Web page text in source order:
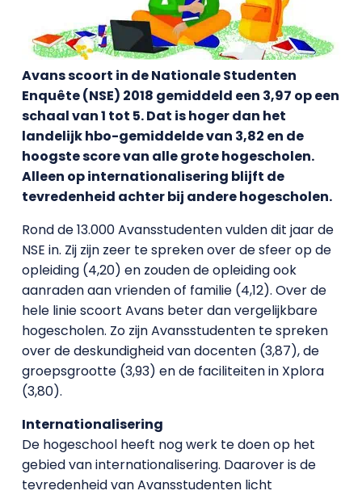
Avans scoort in de Nationale Studenten
Enquête (NSE) 2018 gemiddeld een 3,97 op een
schaal van 1 tot 5. Dat is hoger dan het
landelijk hbo-gemiddelde van 3,82 en de
hoogste score van alle grote hogescholen.
Alleen op internationalisering blijft de
tevredenheid achter bij andere hogescholen.
Rond de 13.000 Avansstudenten vulden dit jaar de
NSE in. Zij zijn zeer te spreken over de sfeer op de
opleiding (4,20) en zouden de opleiding ook
aanraden aan vrienden of familie (4,12). Over de
hele linie scoort Avans beter dan vergelijkbare
hogescholen. Zo zijn Avansstudenten te spreken
over de deskundigheid van docenten (3,87), de
groepsgrootte (3,93) en de faciliteiten in Xplora
(3,80).
Internationalisering
De hogeschool heeft nog werk te doen op het
gebied van internationalisering. Daarover is de
tevredenheid van Avansstudenten licht